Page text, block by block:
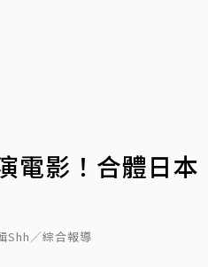
電影！合體日本
Shh／綜合報導